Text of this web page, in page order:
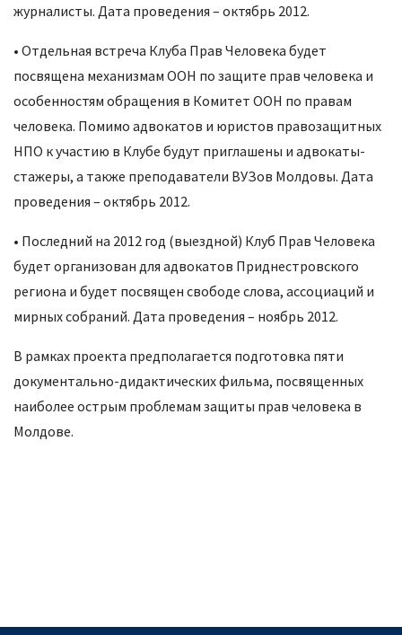
журналисты. Дата проведения – октябрь 2012.
• Отдельная встреча Клуба Прав Человека будет
посвящена механизмам ООН по защите прав человека и
особенностям обращения в Комитет ООН по правам
человека. Помимо адвокатов и юристов правозащитных
НПО к участию в Клубе будут приглашены и адвокаты-
стажеры, а также преподаватели ВУЗов Молдовы. Дата
проведения – октябрь 2012.
• Последний на 2012 год (выездной) Клуб Прав Человека
будет организован для адвокатов Приднестровского
региона и будет посвящен свободе слова, ассоциаций и
мирных собраний. Дата проведения – ноябрь 2012.
В рамках проекта предполагается подготовка пяти
документально-дидактических фильма, посвященных
наиболее острым проблемам защиты прав человека в
Молдове.